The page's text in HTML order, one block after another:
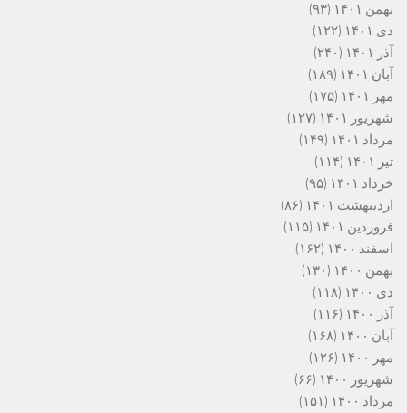
بهمن ۱۴۰۱
(۹۳)
دی ۱۴۰۱
(۱۲۲)
آذر ۱۴۰۱
(۲۴۰)
آبان ۱۴۰۱
(۱۸۹)
مهر ۱۴۰۱
(۱۷۵)
شهریور ۱۴۰۱
(۱۲۷)
مرداد ۱۴۰۱
(۱۴۹)
تیر ۱۴۰۱
(۱۱۴)
خرداد ۱۴۰۱
(۹۵)
اردیبهشت ۱۴۰۱
(۸۶)
فروردین ۱۴۰۱
(۱۱۵)
اسفند ۱۴۰۰
(۱۶۲)
بهمن ۱۴۰۰
(۱۳۰)
دی ۱۴۰۰
(۱۱۸)
آذر ۱۴۰۰
(۱۱۶)
آبان ۱۴۰۰
(۱۶۸)
مهر ۱۴۰۰
(۱۲۶)
شهریور ۱۴۰۰
(۶۶)
مرداد ۱۴۰۰
(۱۵۱)